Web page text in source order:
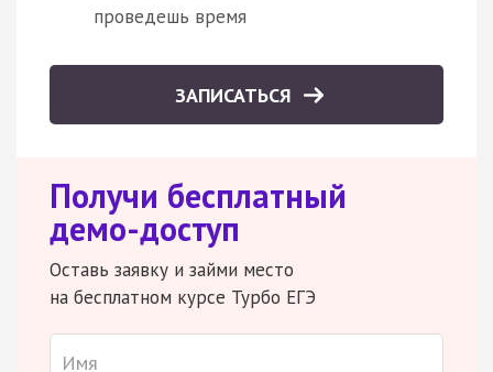
проведешь время
ЗАПИСАТЬСЯ
Получи бесплатный
демо-доступ
Оставь заявку и займи место
на бесплатном курсе Турбо ЕГЭ